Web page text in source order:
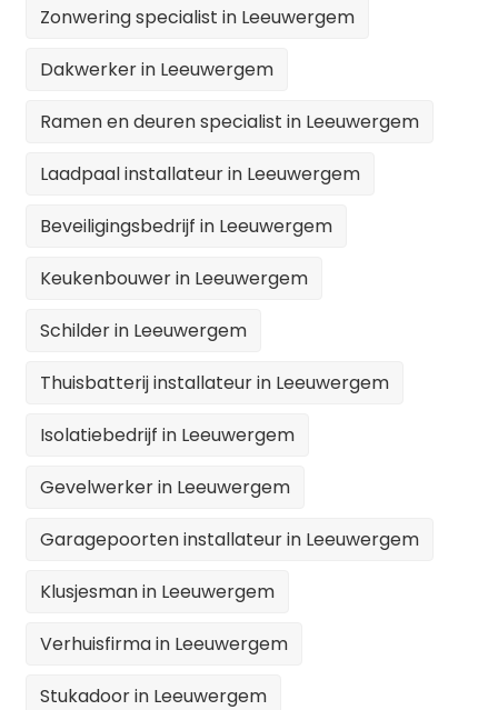
Zonwering specialist in Leeuwergem
Dakwerker in Leeuwergem
Ramen en deuren specialist in Leeuwergem
Laadpaal installateur in Leeuwergem
Beveiligingsbedrijf in Leeuwergem
Keukenbouwer in Leeuwergem
Schilder in Leeuwergem
Thuisbatterij installateur in Leeuwergem
Isolatiebedrijf in Leeuwergem
Gevelwerker in Leeuwergem
Garagepoorten installateur in Leeuwergem
Klusjesman in Leeuwergem
Verhuisfirma in Leeuwergem
Stukadoor in Leeuwergem